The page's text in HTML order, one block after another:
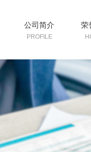
公司简介
PROFILE
荣